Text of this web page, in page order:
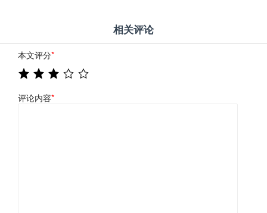
相关评论
本文评分*
评论内容*